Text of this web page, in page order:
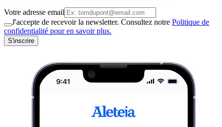
Votre adresse email
J'accepte de recevoir la newsletter. Consultez notre Politique de
confidentialité pour en savoir plus.
S'inscrire